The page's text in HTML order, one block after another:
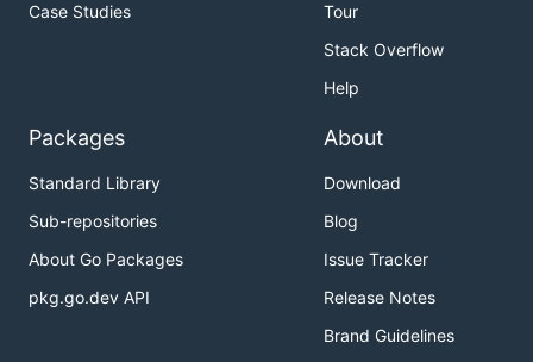
进行项目根目录
./devutil-install -n="xxxxxxx" xxxxxxx是的包名称
ant-api框架完成了大量自动化工作,用10分钟完成8小时
的工作
参与贡献
新建 Feat_xxx 分支
Case Studies
Tour
Stack Overflow
Help
Packages
Standard Library
Sub-repositories
About Go Packages
pkg.go.dev API
About
Download
Blog
Issue Tracker
Release Notes
Brand Guidelines